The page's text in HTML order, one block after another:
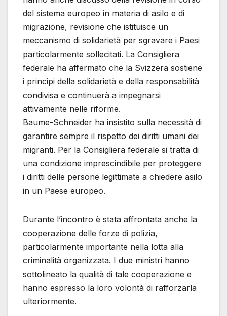
del sistema europeo in materia di asilo e di
migrazione, revisione che istituisce un
meccanismo di solidarietà per sgravare i Paesi
particolarmente sollecitati. La Consigliera
federale ha affermato che la Svizzera sostiene
i principi della solidarietà e della responsabilità
condivisa e continuerà a impegnarsi
attivamente nelle riforme.
Baume-Schneider ha insistito sulla necessità di
garantire sempre il rispetto dei diritti umani dei
migranti. Per la Consigliera federale si tratta di
una condizione imprescindibile per proteggere
i diritti delle persone legittimate a chiedere asilo
in un Paese europeo.
Durante l’incontro è stata affrontata anche la
cooperazione delle forze di polizia,
particolarmente importante nella lotta alla
criminalità organizzata. I due ministri hanno
sottolineato la qualità di tale cooperazione e
hanno espresso la loro volontà di rafforzarla
ulteriormente.